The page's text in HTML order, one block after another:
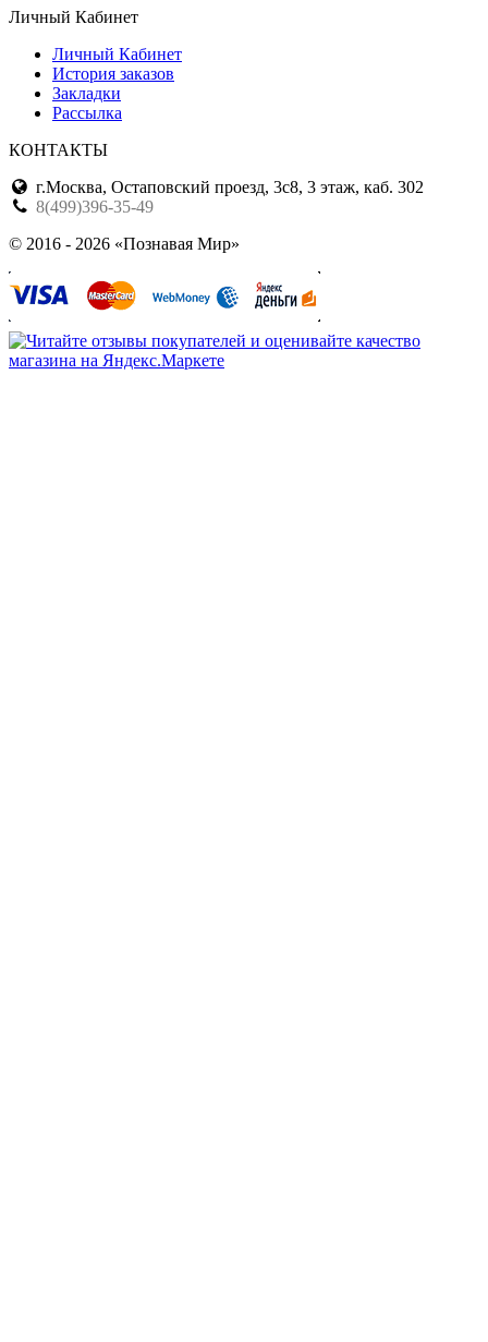
Личный Кабинет
Личный Кабинет
История заказов
Закладки
Рассылка
КОНТАКТЫ
г.Москва, Остаповский проезд, 3с8, 3 этаж, каб. 302
8(499)396-35-49
© 2016 - 2026 «Познавая Мир»